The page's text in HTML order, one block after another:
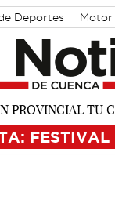
Deportes Motor